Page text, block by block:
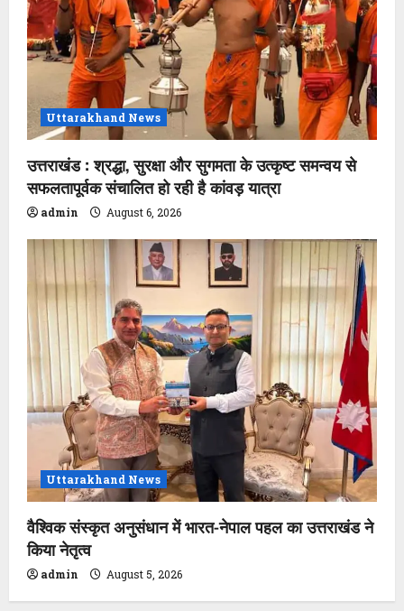
Uttarakhand News
उत्तराखंड : श्रद्धा, सुरक्षा और सुगमता के उत्कृष्ट समन्वय से
सफलतापूर्वक संचालित हो रही है कांवड़ यात्रा
admin August 6, 2026
Uttarakhand News
वैश्विक संस्कृत अनुसंधान में भारत-नेपाल पहल का उत्तराखंड ने
किया नेतृत्व
admin August 5, 2026